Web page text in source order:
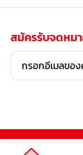
สมัครรับจดหมา